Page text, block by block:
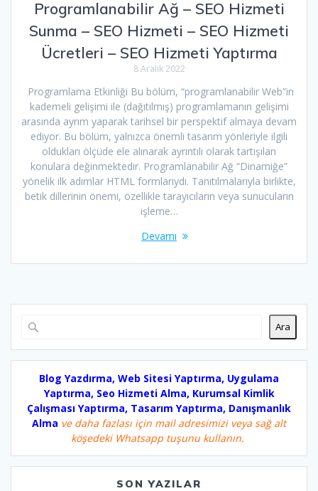
Programlanabilir Ağ – SEO Hizmeti
Sunma – SEO Hizmeti – SEO Hizmeti
Ücretleri – SEO Hizmeti Yaptırma
8 Aralık 2022
Programlama Etkinliği Bu bölüm, “programlanabilir Web”in
kademeli gelişimi ile (dağıtılmış) programlamanın gelişimi
arasında ayrım yaparak tarihsel bir perspektif almaya devam
ediyor. Bu bölüm, yalnızca önemli tasarım yönleriyle ilgili
oldukları ölçüde ele alınarak ayrıntılı olarak tartışılan
konulara değinmektedir. Programlanabilir Ağ “Dinamiğe”
yönelik ilk adımlar HTML formlarıydı. Tanıtılmalarıyla birlikte,
betik dillerinin önemi, özellikle tarayıcıların veya sunucuların
işleme…
Devamı
Ara
Blog Yazdırma, Web Sitesi Yaptırma, Uygulama
Yaptırma, Seo Hizmeti Alma, Kurumsal Kimlik
Çalışması Yaptırma, Tasarım Yaptırma, Danışmanlık
Alma ve daha fazlası için mail adresimizi veya sağ alt
köşedeki Whatsapp tuşunu kullanın.
SON YAZILAR